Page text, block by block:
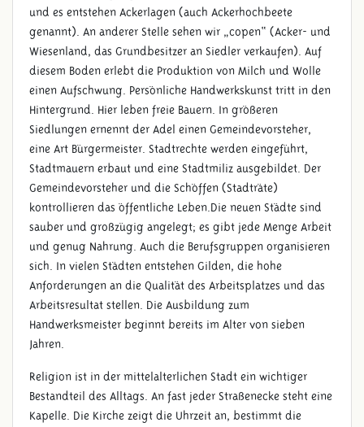
SPÄTMITTELALTER (1100 -
1500 N. CHR.)
und es entstehen Ackerlagen (auch Ackerhochbeete
genannt). An anderer Stelle sehen wir „copen“ (Acker- und
Wiesenland, das Grundbesitzer an Siedler verkaufen). Auf
diesem Boden erlebt die Produktion von Milch und Wolle
einen Aufschwung. Persönliche Handwerkskunst tritt in den
Hintergrund. Hier leben freie Bauern. In größeren
Siedlungen ernennt der Adel einen Gemeindevorsteher,
eine Art Bürgermeister. Stadtrechte werden eingeführt,
Stadtmauern erbaut und eine Stadtmiliz ausgebildet. Der
Gemeindevorsteher und die Schöffen (Stadträte)
kontrollieren das öffentliche Leben.Die neuen Städte sind
sauber und großzügig angelegt; es gibt jede Menge Arbeit
und genug Nahrung. Auch die Berufsgruppen organisieren
sich. In vielen Städten entstehen Gilden, die hohe
Anforderungen an die Qualität des Arbeitsplatzes und das
Arbeitsresultat stellen. Die Ausbildung zum
Handwerksmeister beginnt bereits im Alter von sieben
Jahren.
Religion ist in der mittelalterlichen Stadt ein wichtiger
Bestandteil des Alltags. An fast jeder Straßenecke steht eine
Kapelle. Die Kirche zeigt die Uhrzeit an, bestimmt die